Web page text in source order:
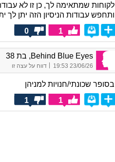
לקוחות שמתאימה לך, כן זו לא
ותחפש עבודות הניסיון הזה יתן לך
1
0
Behind Blue Eyes, בת 38
23/06/26 19:53 דווח על עצה זו
בסופר שכונתי/חנויות למניהן
1
1